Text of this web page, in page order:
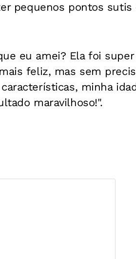
pequenos pontos sutis
eu amei? Ela foi
feliz, mas sem
minha
maravilhoso!".